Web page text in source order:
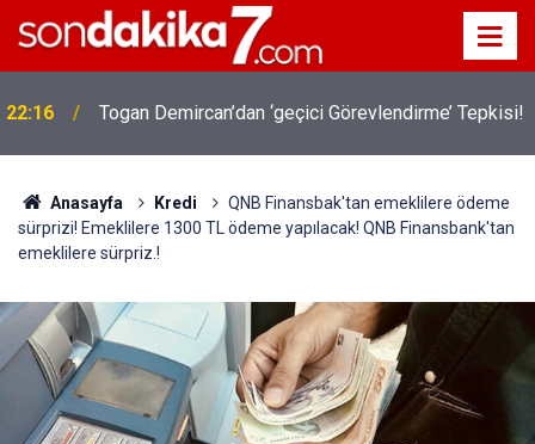
22:16 Togan Demircan’dan ‘geçici Görevlendirme’ Tepkisi!
Anasayfa Kredi
QNB Finansbak'tan emeklilere ödeme
sürprizi! Emeklilere 1300 TL ödeme yapılacak! QNB Finansbank'tan
emeklilere sürpriz.!